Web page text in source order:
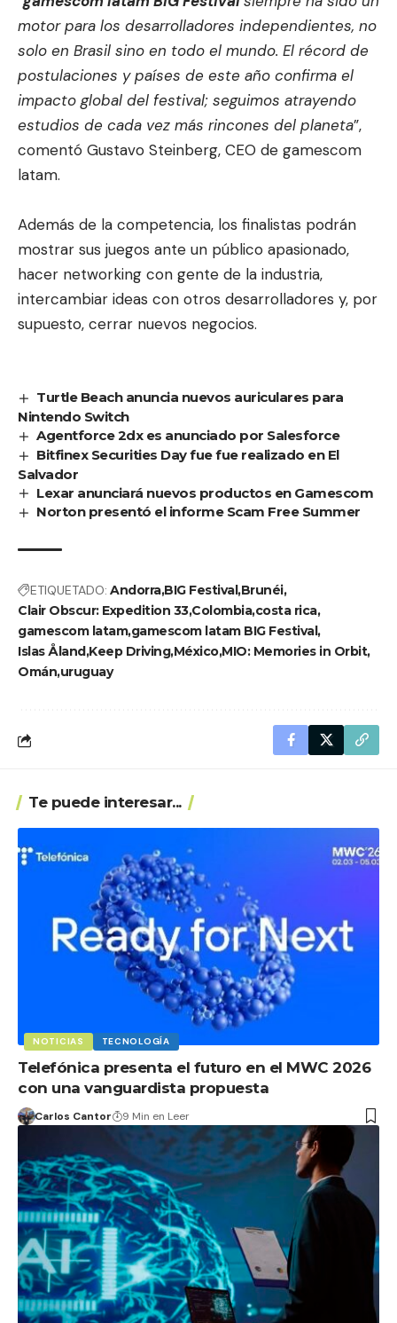
motor para los desarrolladores independientes, no
solo en Brasil sino en todo el mundo. El récord de
postulaciones y países de este año confirma el
impacto global del festival; seguimos atrayendo
estudios de cada vez más rincones del planeta”,
comentó Gustavo Steinberg, CEO de gamescom
latam.
Además de la competencia, los finalistas podrán
mostrar sus juegos ante un público apasionado,
hacer networking con gente de la industria,
intercambiar ideas con otros desarrolladores y, por
supuesto, cerrar nuevos negocios.
Turtle Beach anuncia nuevos auriculares para
Nintendo Switch
Agentforce 2dx es anunciado por Salesforce
Bitfinex Securities Day fue fue realizado en El
Salvador
Lexar anunciará nuevos productos en Gamescom
Norton presentó el informe Scam Free Summer
ETIQUETADO: AndorraBIG Festival Brunéi
Clair Obscur: Expedition 33Colombiacosta rica
gamescom latamgamescom latam BIG Festival
Islas Åland Keep DrivingMéxicoMIO: Memories in Orbit
Ománuruguay
Te puede interesar...
NOTICIAS TECNOLOGÍA
Telefónica presenta el futuro en el MWC 2026
con una vanguardista propuesta
Carlos Cantor 9 Min en Leer